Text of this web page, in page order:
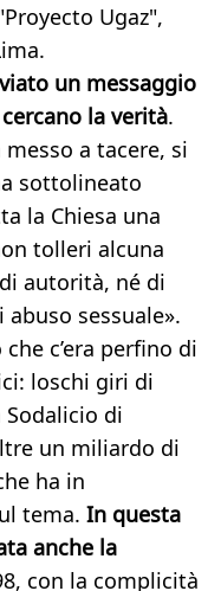
Ugaz",
un messaggio
la verità.
a tacere, si
sottolineato
la Chiesa una
tolleri alcuna
autorità, né di
sessuale».
c’era perfino di
loschi giri di
di
un miliardo di
ha in
tema. In questa
anche la
con la complicità